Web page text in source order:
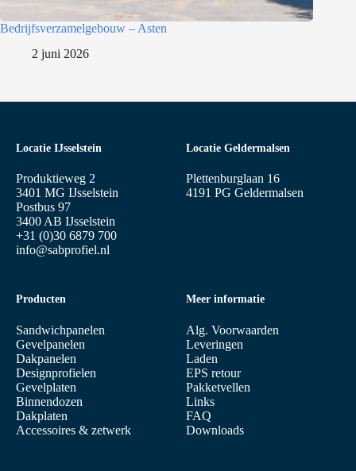
Bedrijfsverzamelgebouw – Asten
2 juni 2026
Locatie IJsselstein
Produktieweg 2
3401 MG IJsselstein
Postbus 97
3400 AB IJsselstein
+31 (0)30 6879 700
info@sabprofiel.nl
Producten
Sandwichpanelen
Gevelpanelen
Dakpanelen
Designprofielen
Gevelplaten
Binnendozen
Dakplaten
Accessoires & zetwerk
Meer informatie
Alg. Voorwaarden
Leveringen
Laden
EPS retour
Pakketvellen
Links
FAQ
Downloads
Locatie Geldermalsen
Plettenburglaan 16
4191 PG Geldermalsen